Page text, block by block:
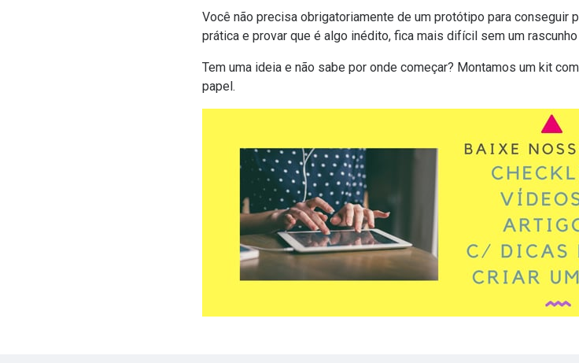
Você não precisa obrigatoriamente de um protótipo para conseguir
prática e provar que é algo inédito, fica mais difícil sem um
Tem uma ideia e não sabe por onde começar? Montamos um kit
papel.